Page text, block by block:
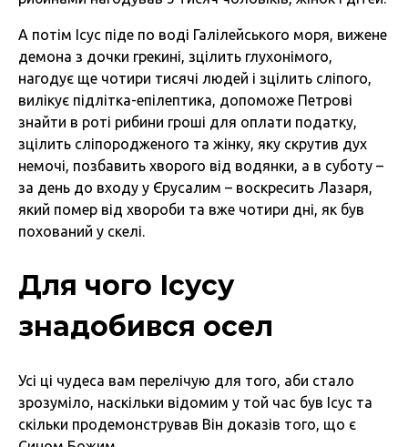
А потім Ісус піде по воді Галілейського моря, вижене
демона з дочки грекині, зцілить глухонімого,
нагодує ще чотири тисячі людей і зцілить сліпого,
вилікує підлітка-епілептика, допоможе Петрові
знайти в роті рибини гроші для оплати податку,
зцілить сліпородженого та жінку, яку скрутив дух
немочі, позбавить хворого від водянки, а в суботу –
за день до входу у Єрусалим – воскресить Лазаря,
який помер від хвороби та вже чотири дні, як був
похований у скелі.
Для чого Ісусу
знадобився осел
Усі ці чудеса вам перелічую для того, аби стало
зрозуміло, наскільки відомим у той час був Ісус та
скільки продемонстрував Він доказів того, що є